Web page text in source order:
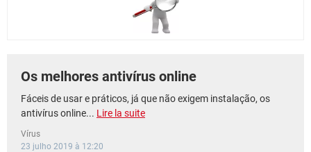
Os melhores antivírus online
Fáceis de usar e práticos, já que não exigem instalação, os
antivírus online... Lire la suite
Vírus
23 julho 2019 à 12:20